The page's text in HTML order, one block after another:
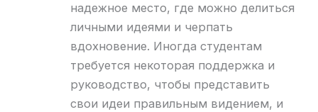
надежное место, где можно делиться
личными идеями и черпать
вдохновение. Иногда студентам
требуется некоторая поддержка и
руководство, чтобы представить
свои идеи правильным видением, и